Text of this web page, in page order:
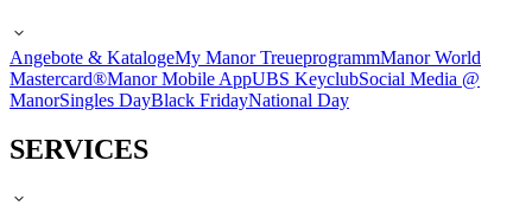
Angebote & KatalogeMy Manor TreueprogrammManor World
Mastercard®Manor Mobile AppUBS KeyclubSocial Media @
ManorSingles DayBlack FridayNational Day
SERVICES